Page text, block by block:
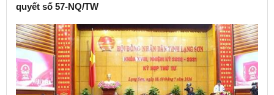
quyết số 57-NQ/TW